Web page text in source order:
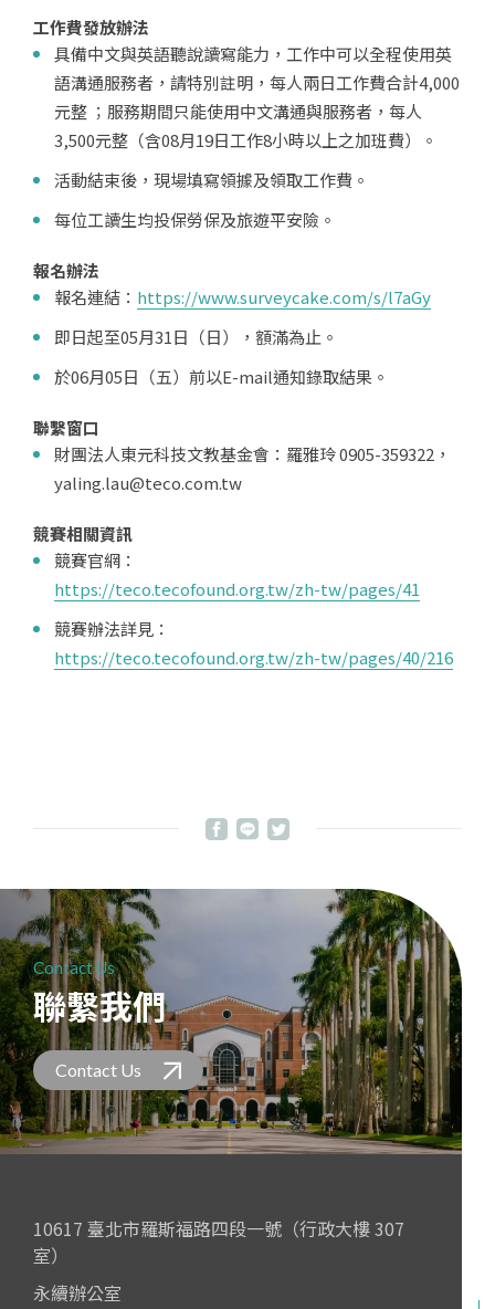
工作費發放辦法
具備中文與英語聽說讀寫能力，工作中可以全程使用英
語溝通服務者，請特別註明，每人兩日工作費合計4,000
元整 ；服務期間只能使用中文溝通與服務者，每人
3,500元整（含08月19日工作8小時以上之加班費）。
活動結束後，現場填寫領據及領取工作費。
每位工讀生均投保勞保及旅遊平安險。
報名辦法
報名連結： https://www.surveycake.com/s/l7aGy
即日起至05月31日（日），額滿為止。
於06月05日（五）前以E-mail通知錄取結果。
聯繫窗口
財團法人東元科技文教基金會：羅雅玲 0905-359322，
yaling.lau@teco.com.tw
競賽相關資訊
競賽官網：
https://teco.tecofound.org.tw/zh-tw/pages/41
競賽辦法詳見：
https://teco.tecofound.org.tw/zh-tw/pages/40/216
Contact Us
聯繫我們
Contact Us
10617 臺北市羅斯福路四段一號（行政大樓 307
室）
永續辦公室